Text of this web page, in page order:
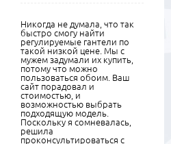
Никогда не думала, что так
быстро смогу найти
регулируемые гантели по
такой низкой цене. Мы с
мужем задумали их купить,
потому что можно
пользоваться обоим. Ваш
сайт порадовал и
стоимостью, и
возможностью выбрать
подходящую модель.
Поскольку я сомневалась,
решила
проконсультироваться с